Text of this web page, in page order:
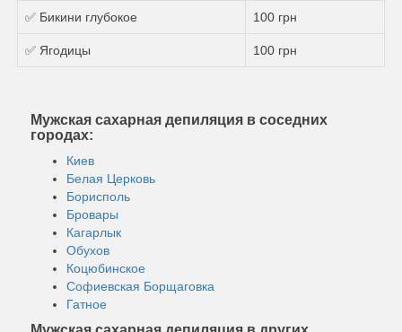
✅ Бикини глубокое 100 грн
✅ Ягодицы 100 грн
Мужская сахарная депиляция в соседних
городах:
Киев
Белая Церковь
Борисполь
Бровары
Кагарлык
Обухов
Коцюбинское
Софиевская Борщаговка
Гатное